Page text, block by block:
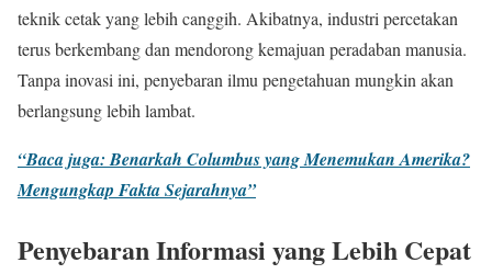
teknik cetak yang lebih canggih. Akibatnya, industri percetakan
terus berkembang dan mendorong kemajuan peradaban manusia.
Tanpa inovasi ini, penyebaran ilmu pengetahuan mungkin akan
berlangsung lebih lambat.
“Baca juga: Benarkah Columbus yang Menemukan Amerika?
Mengungkap Fakta Sejarahnya”
Penyebaran Informasi yang Lebih Cepat